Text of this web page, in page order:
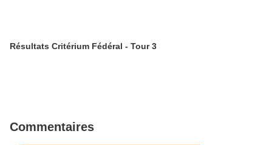
Résultats Critérium Fédéral - Tour 3
Commentaires